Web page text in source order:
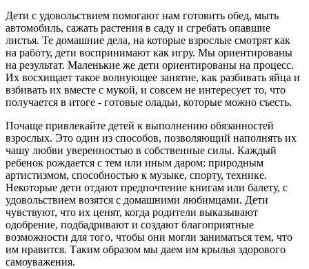
Дети с удовольствием помогают нам готовить обед, мыть
автомобиль, сажать растения в саду и сгребать опавшие
листья. Те домашние дела, на которые взрослые смотрят как
на работу, дети воспринимают как игру. Мы ориентированы
на результат. Маленькие же дети ориентированы на процесс.
Их восхищает такое волнующее занятие, как разбивать яйца и
взбивать их вместе с мукой, и совсем не интересует то, что
получается в итоге - готовые оладьи, которые можно съесть.
Почаще привлекайте детей к выполнению обязанностей
взрослых. Это один из способов, позволяющий наполнять их
чашу любви уверенностью в собственные силы. Каждый
ребенок рождается с тем или иным даром: природным
артистизмом, способностью к музыке, спорту, технике.
Некоторые дети отдают предпочтение книгам или балету, с
удовольствием возятся с домашними любимцами. Дети
чувствуют, что их ценят, когда родители выказывают
одобрение, подбадривают и создают благоприятные
возможности для того, чтобы они могли заниматься тем, что
им нравится. Таким образом мы даем им крылья здорового
самоуважения.